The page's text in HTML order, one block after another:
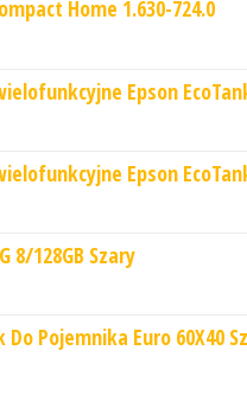
Home 1.630-724.0
Epson
Epson
8/128GB Szary
Do Pojemnika Euro 60X40